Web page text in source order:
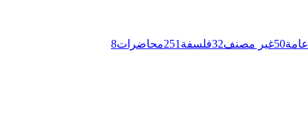
عامة50غير مصنف32فلسفة 251محاضرات8